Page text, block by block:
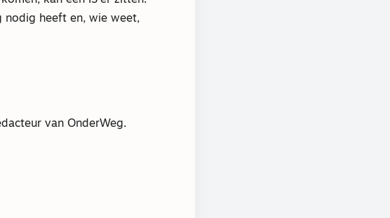
nodig heeft en, wie weet,
van OnderWeg.